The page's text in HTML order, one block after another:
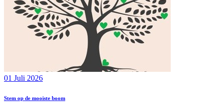
01 Juli 2026
Stem op de mooiste boom